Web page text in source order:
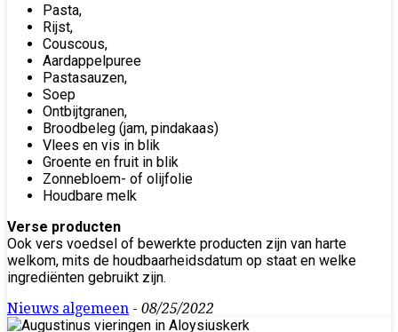
Pasta,
Rijst,
Couscous,
Aardappelpuree
Pastasauzen,
Soep
Ontbijtgranen,
Broodbeleg (jam, pindakaas)
Vlees en vis in blik
Groente en fruit in blik
Zonnebloem- of olijfolie
Houdbare melk
Verse producten
Ook vers voedsel of bewerkte producten zijn van harte
welkom, mits de houdbaarheidsdatum op staat en welke
ingrediënten gebruikt zijn.
Nieuws algemeen - 08/25/2022